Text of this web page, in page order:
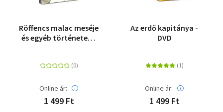
Röffencs malac meséje
és egyéb történetek -
Online ár:
1 499 Ft
Az erdő kapitánya -
DVD
Online ár:
1 499 Ft